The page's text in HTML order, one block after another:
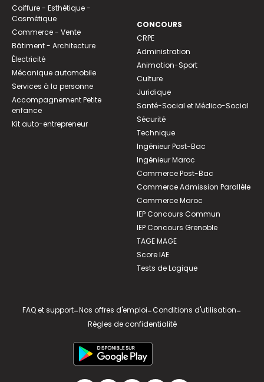
Coiffure - Esthétique -
Cosmétique
Commerce - Vente
Bâtiment - Architecture
Électricité
Mécanique automobile
Services à la personne
Accompagnement Petite
enfance
Kit auto-entrepreneur
CONCOURS
CRPE
Administration
Animation-Sport
Culture
Juridique
Santé-Social et Médico-Social
Sécurité
Technique
Ingénieur Post-Bac
Ingénieur Maroc
Commerce Post-Bac
Commerce Admission Parallèle
Commerce Maroc
IEP Concours Commun
IEP Concours Grenoble
TAGE MAGE
Score IAE
Tests de Logique
FAQ et support-Nos offres d'emploi-Conditions d'utilisation-
Règles de confidentialité